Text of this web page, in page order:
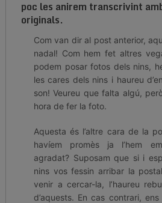
poc les anirem transcrivint
originals.
Com van dir al post anterior,
nadal! Com hem fet altres
podem posar fotos dels nins,
les cares dels nins i haureu
son! Veureu que falta algú,
hora de fer la foto.
Aquesta és l’altre cara de la
havíem promès ja l’hem
agradat? Suposam que si i
nins vos fessin arribar la
venir a cercar-la, l’haureu
d’aquests. En cas contrari,